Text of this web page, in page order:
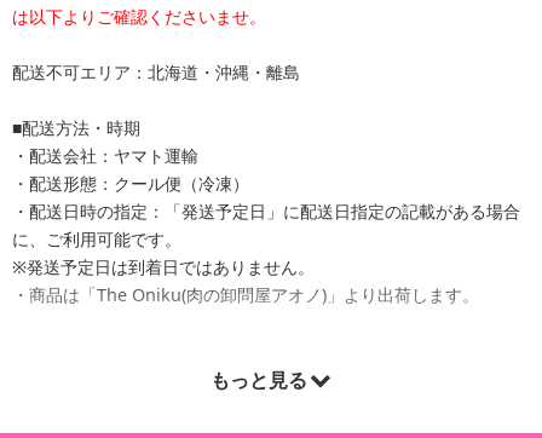
は以下よりご確認くださいませ。
配送不可エリア：北海道・沖縄・離島
■配送方法・時期
・配送会社：ヤマト運輸
・配送形態：クール便（冷凍）
・配送日時の指定：「発送予定日」に配送日指定の記載がある場合
に、ご利用可能です。
※発送予定日は到着日ではありません。
・商品は「The Oniku(肉の卸問屋アオノ)」より出荷します。
もっと見る